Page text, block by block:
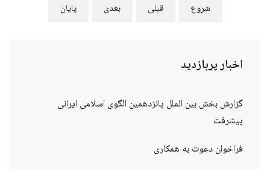
شروع قبلی بعدی پایان
اخبارپربازدید
گزارش بخش بین الملل پانزدهمین الگوی اسلامی ایرانی
پیشرفت
فراخوان دعوت به همکاری